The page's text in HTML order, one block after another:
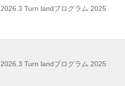
2026.3 Turn landプログラム 2025
2026.3 Turn landプログラム 2025